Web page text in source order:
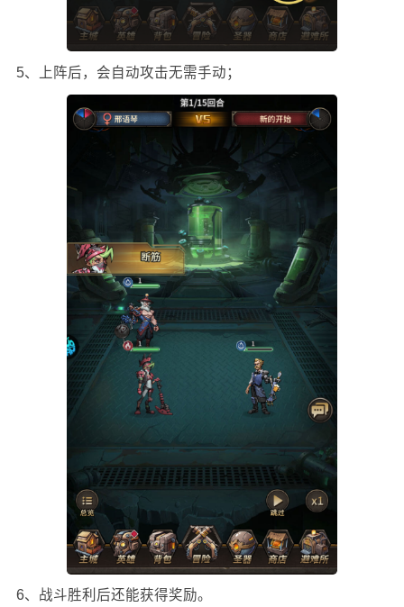
5、上阵后，会自动攻击无需手动；
6、战斗胜利后还能获得奖励。